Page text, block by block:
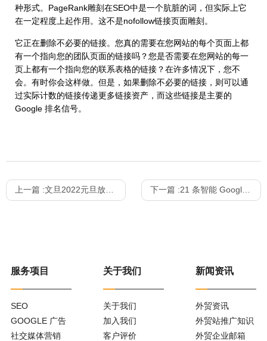
种形式。PageRank雕刻在SEO中是一个肮脏的词，但实际上它
在一定程度上起作用。这不是nofollow链接页面雕刻。
它正在删除不必要的链接。您真的需要在您网站的每个页面上都
有一个指向您的团队页面的链接吗？您是否需要在您网站的每一
页上都有一个指向您的联系表格的链接？在许多情况下，您不
会。有时你会这样做。但是，如果删除不必要的链接，则可以通
过实际计数的链接传递更多链接资产，而这些链接是主要的
Google 排名信号。
上一篇 :文旦2022元旦放假通知 下一篇 :21 条智能 Google SEO 技巧（下）
服务项目
SEO
GOOGLE 广告
社交媒体营销
关于我们
关于我们
加入我们
客户评价
新闻资讯
外贸资讯
外贸站推广知识
外贸企业邮箱